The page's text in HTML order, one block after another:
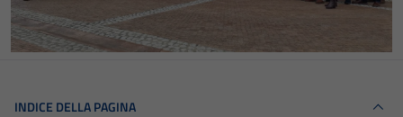
INDICE DELLA PAGINA